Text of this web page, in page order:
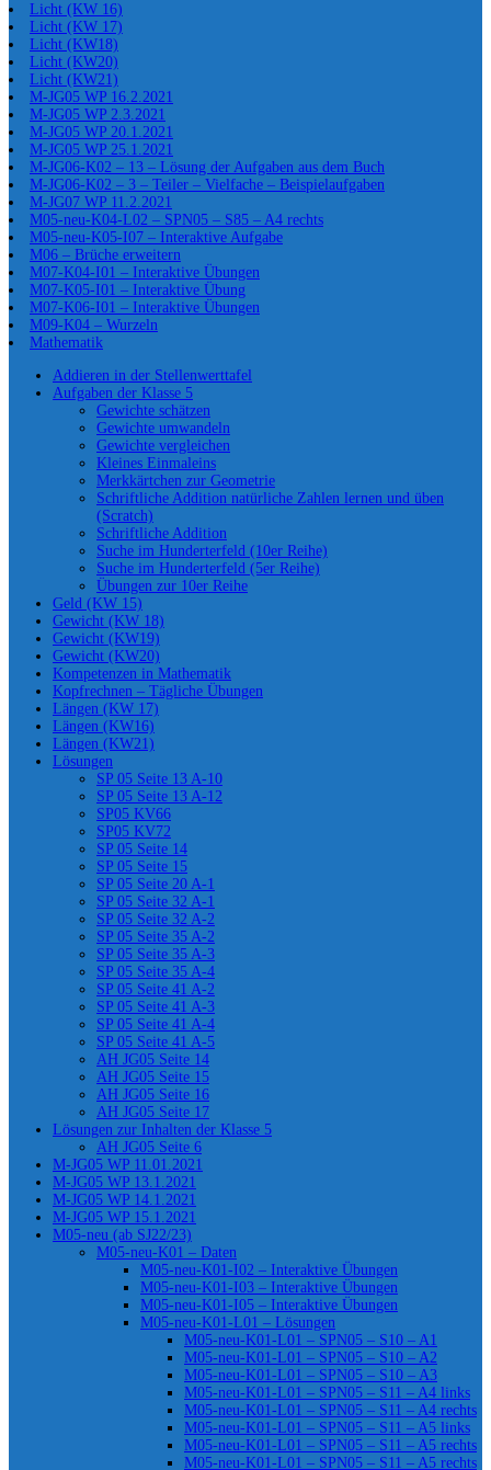
Licht (KW 16)
Licht (KW 17)
Licht (KW18)
Licht (KW20)
Licht (KW21)
M-JG05 WP 16.2.2021
M-JG05 WP 2.3.2021
M-JG05 WP 20.1.2021
M-JG05 WP 25.1.2021
M-JG06-K02 – 13 – Lösung der Aufgaben aus dem Buch
M-JG06-K02 – 3 – Teiler – Vielfache – Beispielaufgaben
M-JG07 WP 11.2.2021
M05-neu-K04-L02 – SPN05 – S85 – A4 rechts
M05-neu-K05-I07 – Interaktive Aufgabe
M06 – Brüche erweitern
M07-K04-I01 – Interaktive Übungen
M07-K05-I01 – Interaktive Übung
M07-K06-I01 – Interaktive Übungen
M09-K04 – Wurzeln
Mathematik
Addieren in der Stellenwerttafel
Aufgaben der Klasse 5
Gewichte schätzen
Gewichte umwandeln
Gewichte vergleichen
Kleines Einmaleins
Merkkärtchen zur Geometrie
Schriftliche Addition natürliche Zahlen lernen und üben
(Scratch)
Schriftliche Addition
Suche im Hunderterfeld (10er Reihe)
Suche im Hunderterfeld (5er Reihe)
Übungen zur 10er Reihe
Geld (KW 15)
Gewicht (KW 18)
Gewicht (KW19)
Gewicht (KW20)
Kompetenzen in Mathematik
Kopfrechnen – Tägliche Übungen
Längen (KW 17)
Längen (KW16)
Längen (KW21)
Lösungen
SP 05 Seite 13 A-10
SP 05 Seite 13 A-12
SP05 KV66
SP05 KV72
SP 05 Seite 14
SP 05 Seite 15
SP 05 Seite 20 A-1
SP 05 Seite 32 A-1
SP 05 Seite 32 A-2
SP 05 Seite 35 A-2
SP 05 Seite 35 A-3
SP 05 Seite 35 A-4
SP 05 Seite 41 A-2
SP 05 Seite 41 A-3
SP 05 Seite 41 A-4
SP 05 Seite 41 A-5
AH JG05 Seite 14
AH JG05 Seite 15
AH JG05 Seite 16
AH JG05 Seite 17
Lösungen zur Inhalten der Klasse 5
AH JG05 Seite 6
M-JG05 WP 11.01.2021
M-JG05 WP 13.1.2021
M-JG05 WP 14.1.2021
M-JG05 WP 15.1.2021
M05-neu (ab SJ22/23)
M05-neu-K01 – Daten
M05-neu-K01-I02 – Interaktive Übungen
M05-neu-K01-I03 – Interaktive Übungen
M05-neu-K01-I05 – Interaktive Übungen
M05-neu-K01-L01 – Lösungen
M05-neu-K01-L01 – SPN05 – S10 – A1
M05-neu-K01-L01 – SPN05 – S10 – A2
M05-neu-K01-L01 – SPN05 – S10 – A3
M05-neu-K01-L01 – SPN05 – S11 – A4 links
M05-neu-K01-L01 – SPN05 – S11 – A4 rechts
M05-neu-K01-L01 – SPN05 – S11 – A5 links
M05-neu-K01-L01 – SPN05 – S11 – A5 rechts
M05-neu-K01-L01 – SPN05 – S11 – A5 rechts